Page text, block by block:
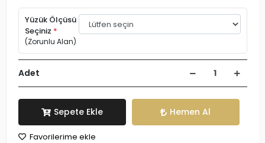
Yüzük Ölçüsü
Seçiniz *
(Zorunlu Alan)
Adet
Sepete Ekle Hemen Al
Favorilerime ekle